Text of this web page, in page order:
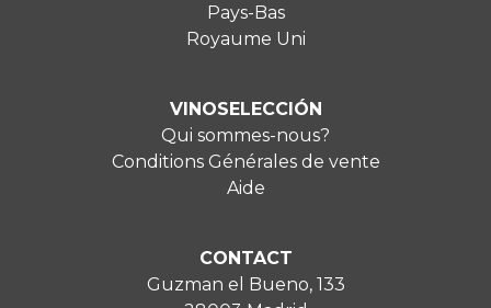
Pays-Bas
Royaume Uni
VINOSELECCIÓN
Qui sommes-nous?
Conditions Générales de vente
Aide
CONTACT
Guzman el Bueno, 133